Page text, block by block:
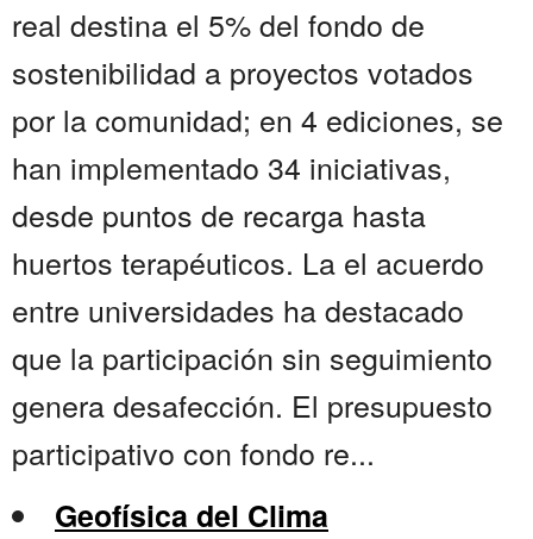
real destina el 5% del fondo de
sostenibilidad a proyectos votados
por la comunidad; en 4 ediciones, se
han implementado 34 iniciativas,
desde puntos de recarga hasta
huertos terapéuticos. La el acuerdo
entre universidades ha destacado
que la participación sin seguimiento
genera desafección. El presupuesto
participativo con fondo re...
Geofísica del Clima